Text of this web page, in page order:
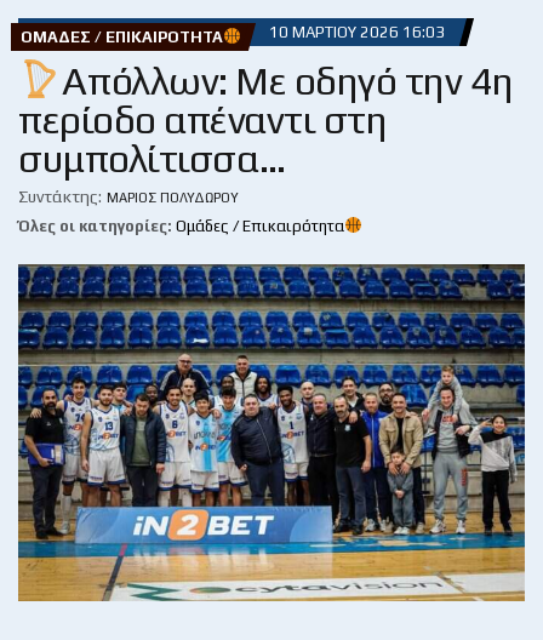
ΟΜΆΔΕΣ / ΕΠΙΚΑΙΡΌΤΗΤΑ 10 ΜΑΡΤΊΟΥ 2026 16:03
Απόλλων: Με οδηγό την 4η
περίοδο απέναντι στη
συμπολίτισσα…
Συντάκτης: ΜΆΡΙΟΣ ΠΟΛΥΔΏΡΟΥ
Όλες οι κατηγορίες: Ομάδες / Επικαιρότητα